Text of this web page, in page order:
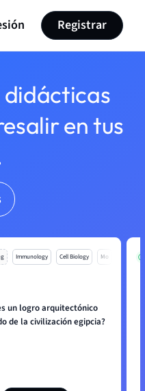
Registrar
didácticas
en tus
Immunology Cell Biology Mo
un logro arquitectónico
de la civilización egipcia?